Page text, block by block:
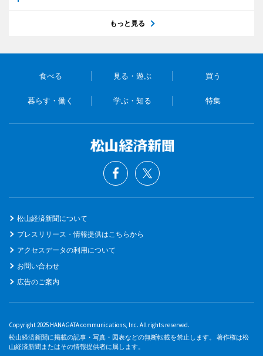
もっと見る
食べる 見る・遊ぶ 買う
暮らす・働く 学ぶ・知る 特集
松山経済新聞について
プレスリリース・情報提供はこちらから
アクセスデータの利用について
お問い合わせ
広告のご案内
Copyright 2025 HANAGATA communications, Inc. All rights reserved.
松山経済新聞に掲載の記事・写真・図表などの無断転載を禁止します。 著作権は松
山経済新聞またはその情報提供者に属します。